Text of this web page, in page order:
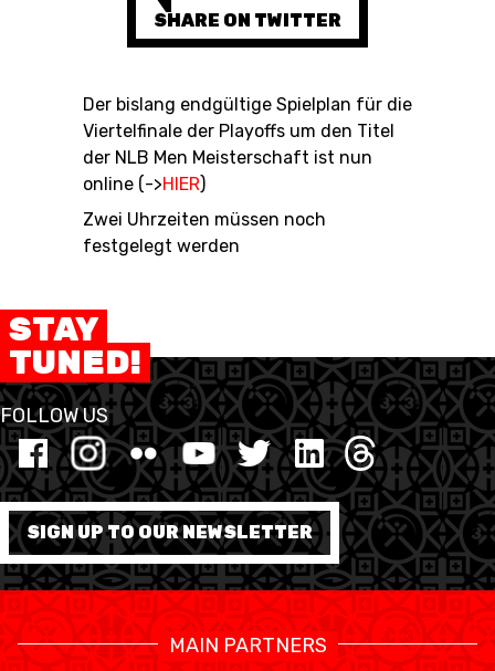
RESOURCE CENTER KALENDER
SHARE ON TWITTER
Der bislang endgültige Spielplan für die
Viertelfinale der Playoffs um den Titel
der NLB Men Meisterschaft ist nun
online (->HIER)
Zwei Uhrzeiten müssen noch
festgelegt werden
STAY
TUNED!
FOLLOW US
SIGN UP TO OUR NEWSLETTER
MAIN PARTNERS